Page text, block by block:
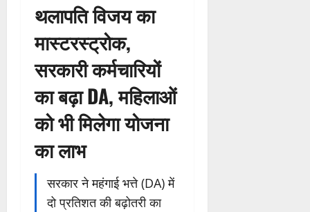
थलापति विजय का
मास्टरस्ट्रोक,
सरकारी कर्मचारियों
का बढ़ा DA, महिलाओं
को भी मिलेगा योजना
का लाभ
सरकार ने महंगाई भत्ते (DA) में
दो प्रतिशत की बढ़ोतरी का